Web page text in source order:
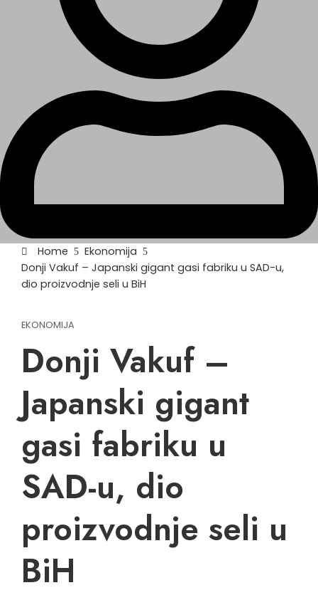
Home
Ekonomija
Donji Vakuf – Japanski gigant gasi fabriku u SAD-u,
dio proizvodnje seli u BiH
EKONOMIJA
Donji Vakuf –
Japanski gigant
gasi fabriku u
SAD-u, dio
proizvodnje seli u
BiH